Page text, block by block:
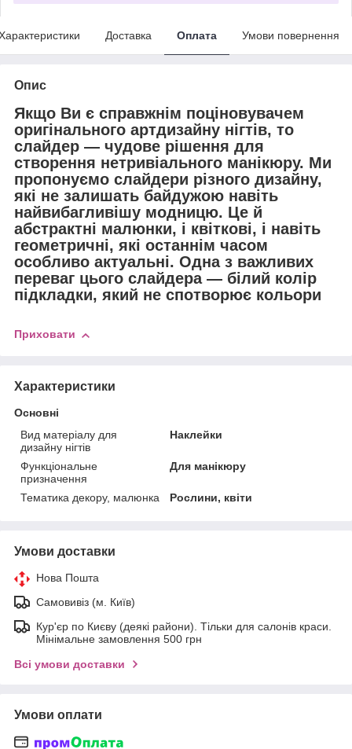
Доставка Оплата Умови повернення
Опис
Якщо Ви є справжнім поціновувачем
оригінального артдизайну нігтів, то
слайдер — чудове рішення для
створення нетривіального манікюру. Ми
пропонуємо слайдери різного дизайну,
які не залишать байдужою навіть
найвибагливішу модницю. Це й
абстрактні малюнки, і квіткові, і навіть
геометричні, які останнім часом
особливо актуальні. Одна з важливих
переваг цього слайдера — білий колір
підкладки, який не спотворює кольори
Приховати
Характеристики
Основні
Вид матеріалу для
дизайну нігтів
Наклейки
Функціональне
призначення
Для манікюру
Тематика декору, малюнка Рослини, квіти
Умови доставки
Нова Пошта
Самовивіз (м. Київ)
Кур'єр по Києву (деякі райони). Тільки для салонів краси.
Мінімальне замовлення 500 грн
Всі умови доставки
Умови оплати